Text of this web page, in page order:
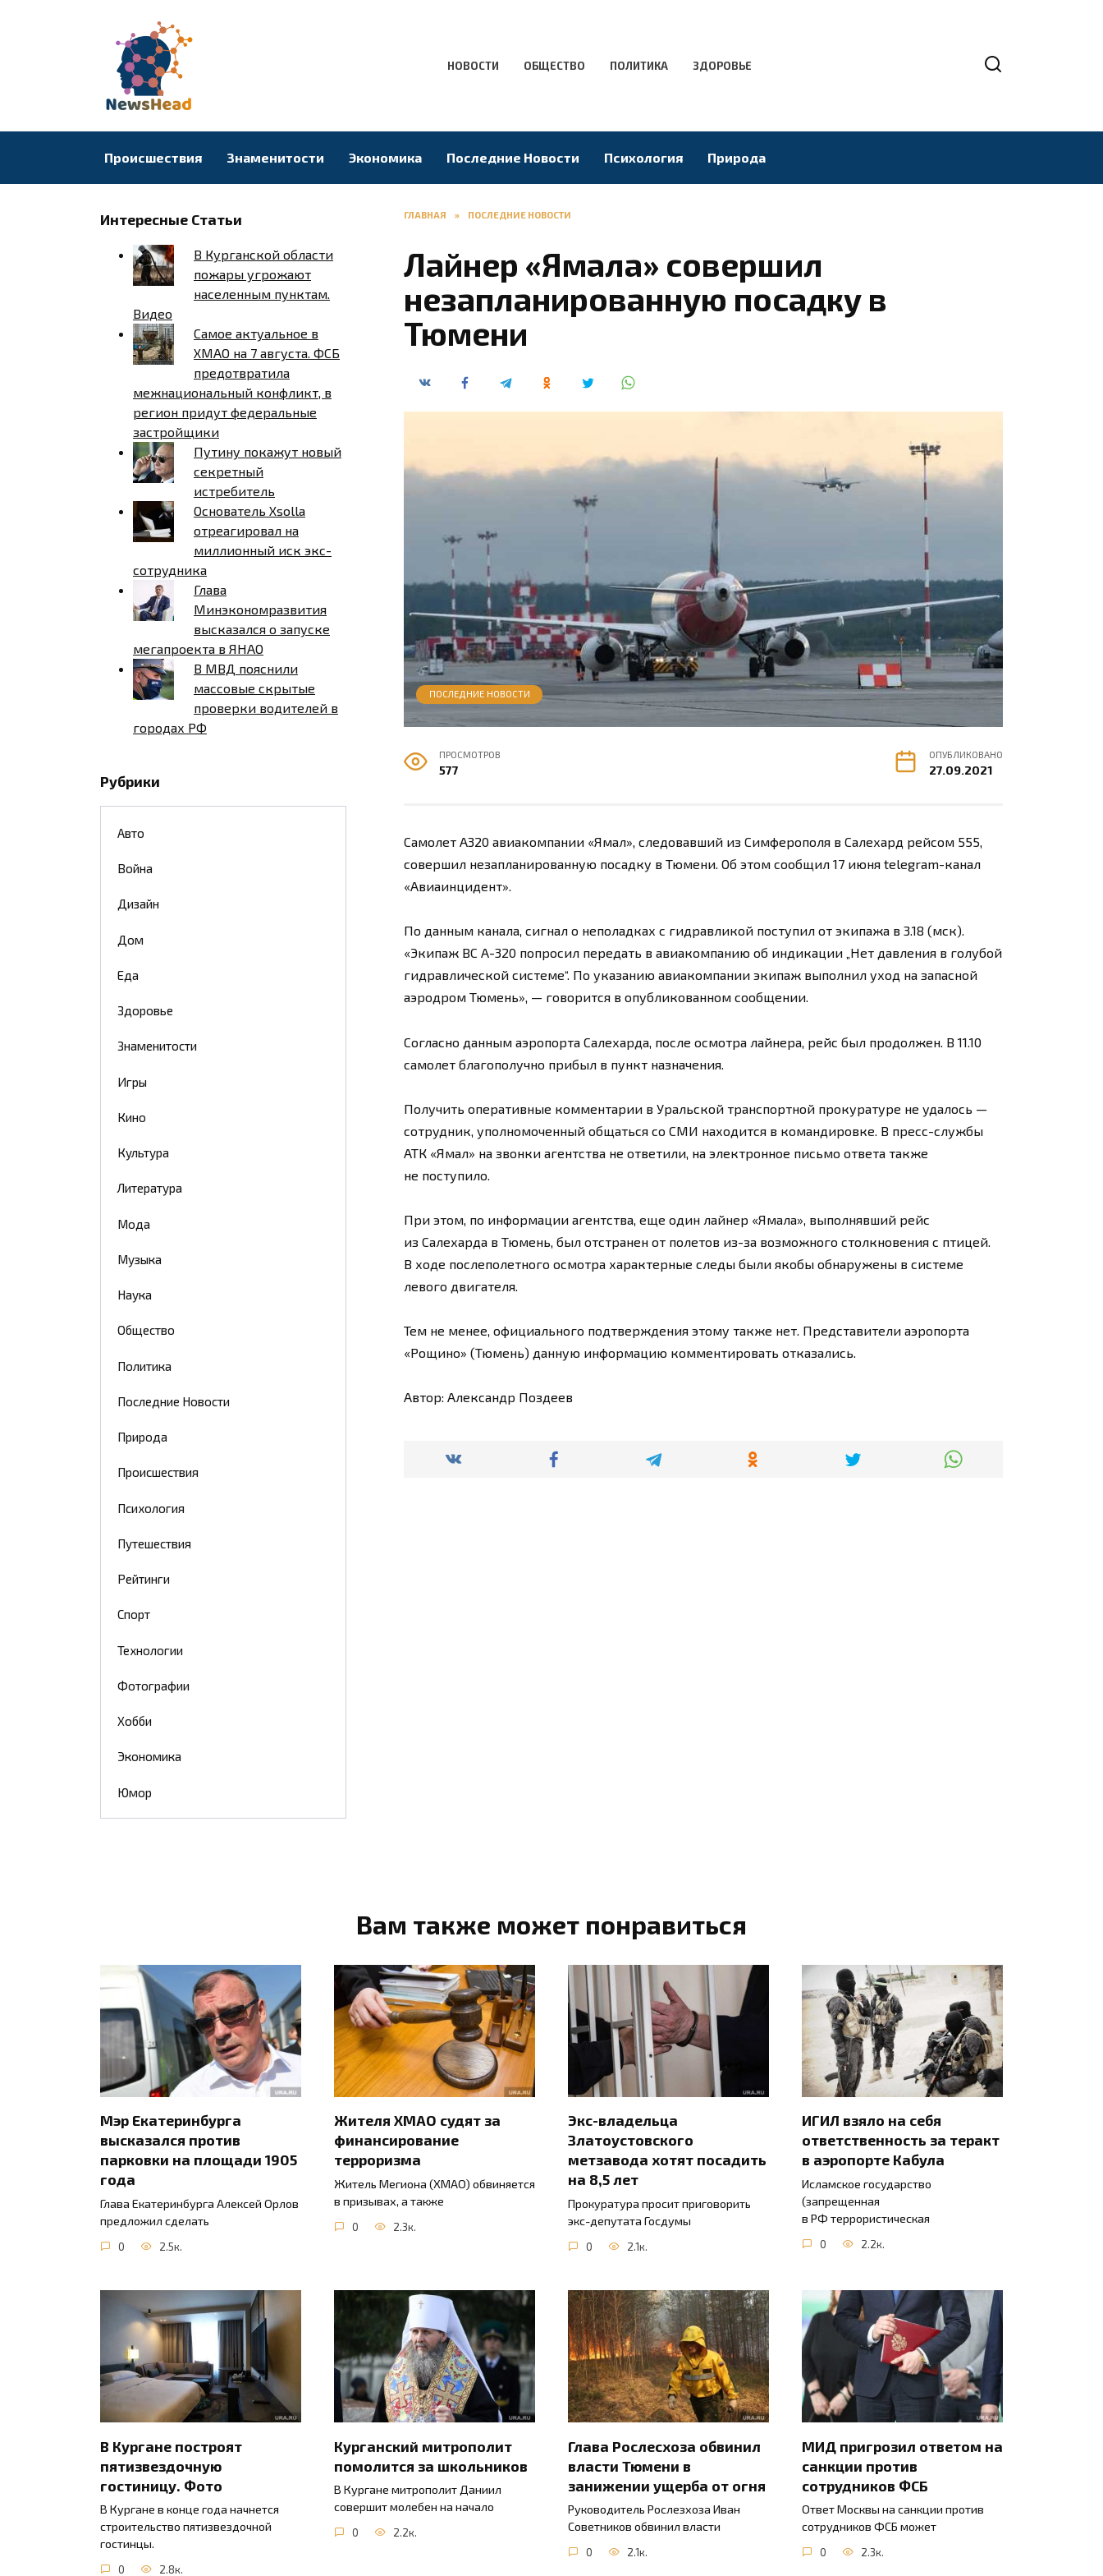
НОВОСТИ ОБЩЕСТВО ПОЛИТИКА ЗДОРОВЬЕ
Происшествия Знаменитости Экономика Последние Новости Психология Природа
ГЛАВНАЯ » ПОСЛЕДНИЕ НОВОСТИ
Лайнер «Ямала» совершил
незапланированную посадку в
Тюмени
ПОСЛЕДНИЕ НОВОСТИ
ПРОСМОТРОВ
577
ОПУБЛИКОВАНО
27.09.2021
Самолет А320 авиакомпании «Ямал», следовавший из Симферополя в Салехард рейсом 555,
совершил незапланированную посадку в Тюмени. Об этом сообщил 17 июня telegram-канал
«Авиаинцидент».
По данным канала, сигнал о неполадках с гидравликой поступил от экипажа в 3.18 (мск).
«Экипаж ВС А-320 попросил передать в авиакомпанию об индикации „Нет давления в голубой
гидравлической системе“. По указанию авиакомпании экипаж выполнил уход на запасной
аэродром Тюмень», — говорится в опубликованном сообщении.
Согласно данным аэропорта Салехарда, после осмотра лайнера, рейс был продолжен. В 11.10
самолет благополучно прибыл в пункт назначения.
Получить оперативные комментарии в Уральской транспортной прокуратуре не удалось —
сотрудник, уполномоченный общаться со СМИ находится в командировке. В пресс-службы
АТК «Ямал» на звонки агентства не ответили, на электронное письмо ответа также
не поступило.
При этом, по информации агентства, еще один лайнер «Ямала», выполнявший рейс
из Салехарда в Тюмень, был отстранен от полетов из-за возможного столкновения с птицей.
В ходе послеполетного осмотра характерные следы были якобы обнаружены в системе
левого двигателя.
Тем не менее, официального подтверждения этому также нет. Представители аэропорта
«Рощино» (Тюмень) данную информацию комментировать отказались.
Автор: Александр Поздеев
Интересные Статьи
В Курганской области
пожары угрожают
населенным пунктам.
Видео
Самое актуальное в
ХМАО на 7 августа. ФСБ
предотвратила
межнациональный конфликт, в
регион придут федеральные
застройщики
Путину покажут новый
секретный
истребитель
Основатель Xsolla
отреагировал на
миллионный иск экс-
сотрудника
Глава
Минэкономразвития
высказался о запуске
мегапроекта в ЯНАО
В МВД пояснили
массовые скрытые
проверки водителей в
городах РФ
Рубрики
Авто
Война
Дизайн
Дом
Еда
Здоровье
Знаменитости
Игры
Кино
Культура
Литература
Мода
Музыка
Наука
Общество
Политика
Последние Новости
Природа
Происшествия
Психология
Путешествия
Рейтинги
Спорт
Технологии
Фотографии
Хобби
Экономика
Юмор
Вам также может понравиться
Мэр Екатеринбурга
высказался против
парковки на площади 1905
года
Глава Екатеринбурга Алексей Орлов
предложил сделать
0 2.5к.
Жителя ХМАО судят за
финансирование
терроризма
Житель Мегиона (ХМАО) обвиняется
в призывах, а также
0 2.3к.
Экс-владельца
Златоустовского
метзавода хотят посадить
на 8,5 лет
Прокуратура просит приговорить
экс-депутата Госдумы
0 2.1к.
ИГИЛ взяло на себя
ответственность за теракт
в аэропорте Кабула
Исламское государство
(запрещенная
в РФ террористическая
0 2.2к.
В Кургане построят
пятизвездочную
гостиницу. Фото
В Кургане в конце года начнется
строительство пятизвездочной
гостинцы.
0 2.8к.
Курганский митрополит
помолится за школьников
В Кургане митрополит Даниил
совершит молебен на начало
0 2.2к.
Глава Рослесхоза обвинил
власти Тюмени в
занижении ущерба от огня
Руководитель Рослезхоза Иван
Советников обвинил власти
0 2.1к.
МИД пригрозил ответом на
санкции против
сотрудников ФСБ
Ответ Москвы на санкции против
сотрудников ФСБ может
0 2.3к.